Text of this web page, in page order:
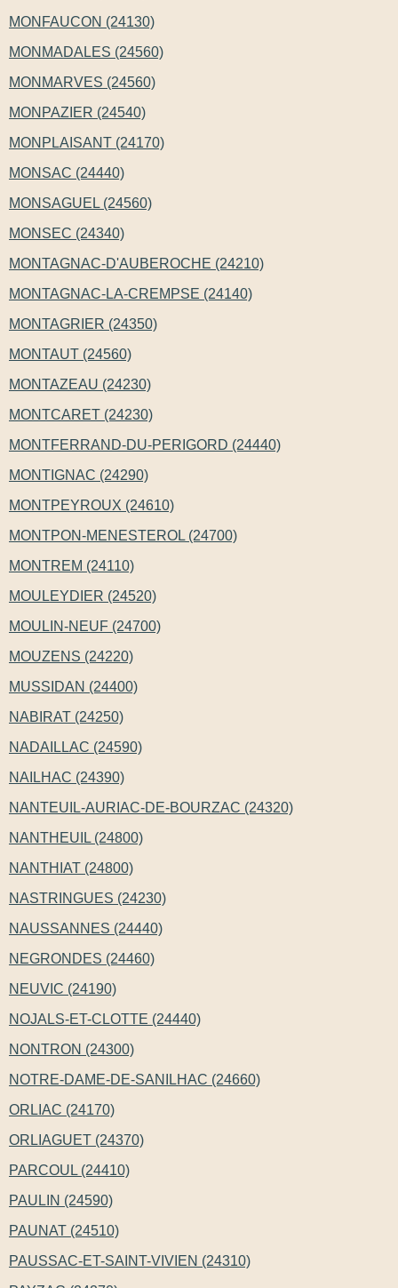
MONFAUCON (24130)
MONMADALES (24560)
MONMARVES (24560)
MONPAZIER (24540)
MONPLAISANT (24170)
MONSAC (24440)
MONSAGUEL (24560)
MONSEC (24340)
MONTAGNAC-D'AUBEROCHE (24210)
MONTAGNAC-LA-CREMPSE (24140)
MONTAGRIER (24350)
MONTAUT (24560)
MONTAZEAU (24230)
MONTCARET (24230)
MONTFERRAND-DU-PERIGORD (24440)
MONTIGNAC (24290)
MONTPEYROUX (24610)
MONTPON-MENESTEROL (24700)
MONTREM (24110)
MOULEYDIER (24520)
MOULIN-NEUF (24700)
MOUZENS (24220)
MUSSIDAN (24400)
NABIRAT (24250)
NADAILLAC (24590)
NAILHAC (24390)
NANTEUIL-AURIAC-DE-BOURZAC (24320)
NANTHEUIL (24800)
NANTHIAT (24800)
NASTRINGUES (24230)
NAUSSANNES (24440)
NEGRONDES (24460)
NEUVIC (24190)
NOJALS-ET-CLOTTE (24440)
NONTRON (24300)
NOTRE-DAME-DE-SANILHAC (24660)
ORLIAC (24170)
ORLIAGUET (24370)
PARCOUL (24410)
PAULIN (24590)
PAUNAT (24510)
PAUSSAC-ET-SAINT-VIVIEN (24310)